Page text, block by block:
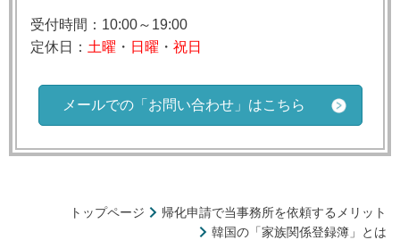
受付時間：10:00～19:00
定休日： 土曜 ・ 日曜 ・ 祝日
メールでの「お問い合わせ」はこちら
トップページ
帰化申請で当事務所を依頼するメリット
韓国の「家族関係登録簿」とは